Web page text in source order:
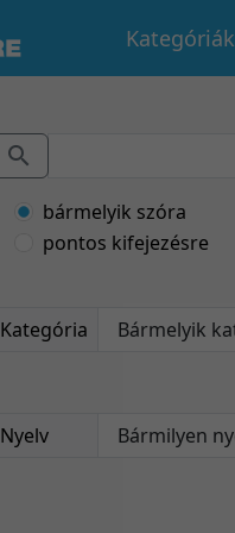
Kategóriák
bármelyik szóra
pontos kifejezésre
Kategória
Nyelv